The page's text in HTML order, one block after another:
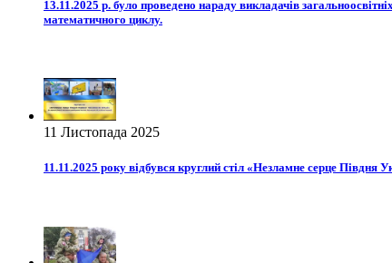
13.11.2025 р. було проведено нараду викладачів
математичного циклу.
11 Листопада 2025
11.11.2025 року відбувся круглий стіл «Незламне серце Півдня